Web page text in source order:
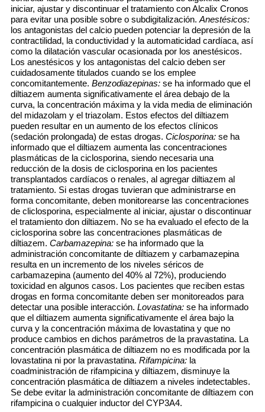
iniciar, ajustar y discontinuar el tratamiento con Alcalix Cronos
para evitar una posible sobre o subdigitalización. Anestésicos:
los antagonistas del calcio pueden potenciar la depresión de la
contractilidad, la conductividad y la automaticidad cardíaca, así
como la dilatación vascular ocasionada por los anestésicos.
Los anestésicos y los antagonistas del calcio deben ser
cuidadosamente titulados cuando se los emplee
concomitantemente. Benzodiazepinas: se ha informado que el
diltiazem aumenta significativamente el área debajo de la
curva, la concentración máxima y la vida media de eliminación
del midazolam y el triazolam. Estos efectos del diltiazem
pueden resultar en un aumento de los efectos clínicos
(sedación prolongada) de estas drogas. Ciclosporina: se ha
informado que el diltiazem aumenta las concentraciones
plasmáticas de la ciclosporina, siendo necesaria una
reducción de la dosis de ciclosporina en los pacientes
transplantados cardíacos o renales, al agregar diltiazem al
tratamiento. Si estas drogas tuvieran que administrarse en
forma concomitante, deben monitorearse las concentraciones
de cliclosporina, especialmente al iniciar, ajustar o discontinuar
el tratamiento don diltiazem. No se ha evaluado el efecto de la
ciclosporina sobre las concentraciones plasmáticas de
diltiazem. Carbamazepina: se ha informado que la
administración concomitante de diltiazem y carbamazepina
resulta en un incremento de los niveles séricos de
carbamazepina (aumento del 40% al 72%), produciendo
toxicidad en algunos casos. Los pacientes que reciben estas
drogas en forma concomitante deben ser monitoreados para
detectar una posible interacción. Lovastatina: se ha informado
que el diltiazem aumenta significativamente el área bajo la
curva y la concentración máxima de lovastatina y que no
produce cambios en dichos parámetros de la pravastatina. La
concentración plasmática de diltiazem no es modificada por la
lovastatina ni por la pravastatina. Rifampicina: la
coadministración de rifampicina y diltiazem, disminuye la
concentración plasmática de diltiazem a niveles indetectables.
Se debe evitar la administración concomitante de diltiazem con
rifampicina o cualquier inductor del CYP3A4.